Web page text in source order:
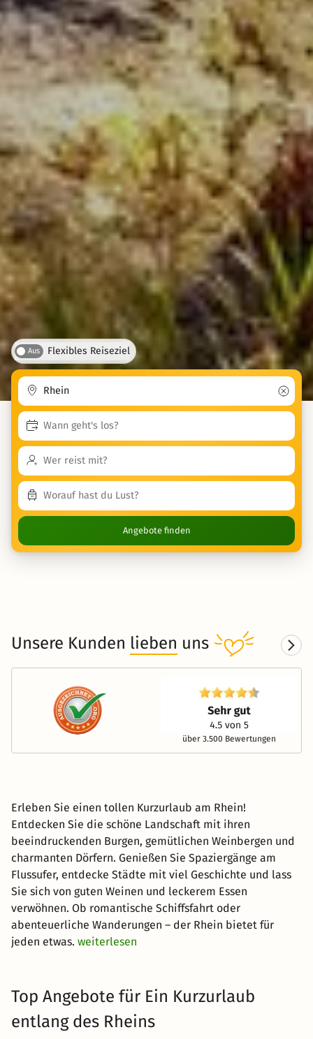
Aus Flexibles Reiseziel
Angebote finden
Unsere Kunden lieben uns
über 3.500 Bewertungen
Erleben Sie einen tollen Kurzurlaub am Rhein!
Entdecken Sie die schöne Landschaft mit ihren
beeindruckenden Burgen, gemütlichen Weinbergen und
charmanten Dörfern. Genießen Sie Spaziergänge am
Flussufer, entdecke Städte mit viel Geschichte und lass
Sie sich von guten Weinen und leckerem Essen
verwöhnen. Ob romantische Schiffsfahrt oder
abenteuerliche Wanderungen – der Rhein bietet für
jeden etwas. weiterlesen
Top Angebote für Ein Kurzurlaub
entlang des Rheins